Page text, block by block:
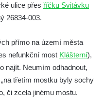
Beneše
Metují
u České
ulice přes říčku Svitávku
26834-003.
přímo na území města
nefunkční most Klášterní),
najít. Neumím odhadnout,
„na třetím mostku byly sochy
či zcela jinému mostu.